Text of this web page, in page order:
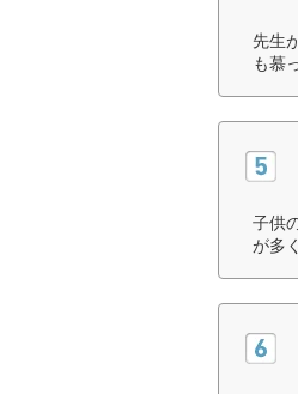
先生
も慕
子供
が多